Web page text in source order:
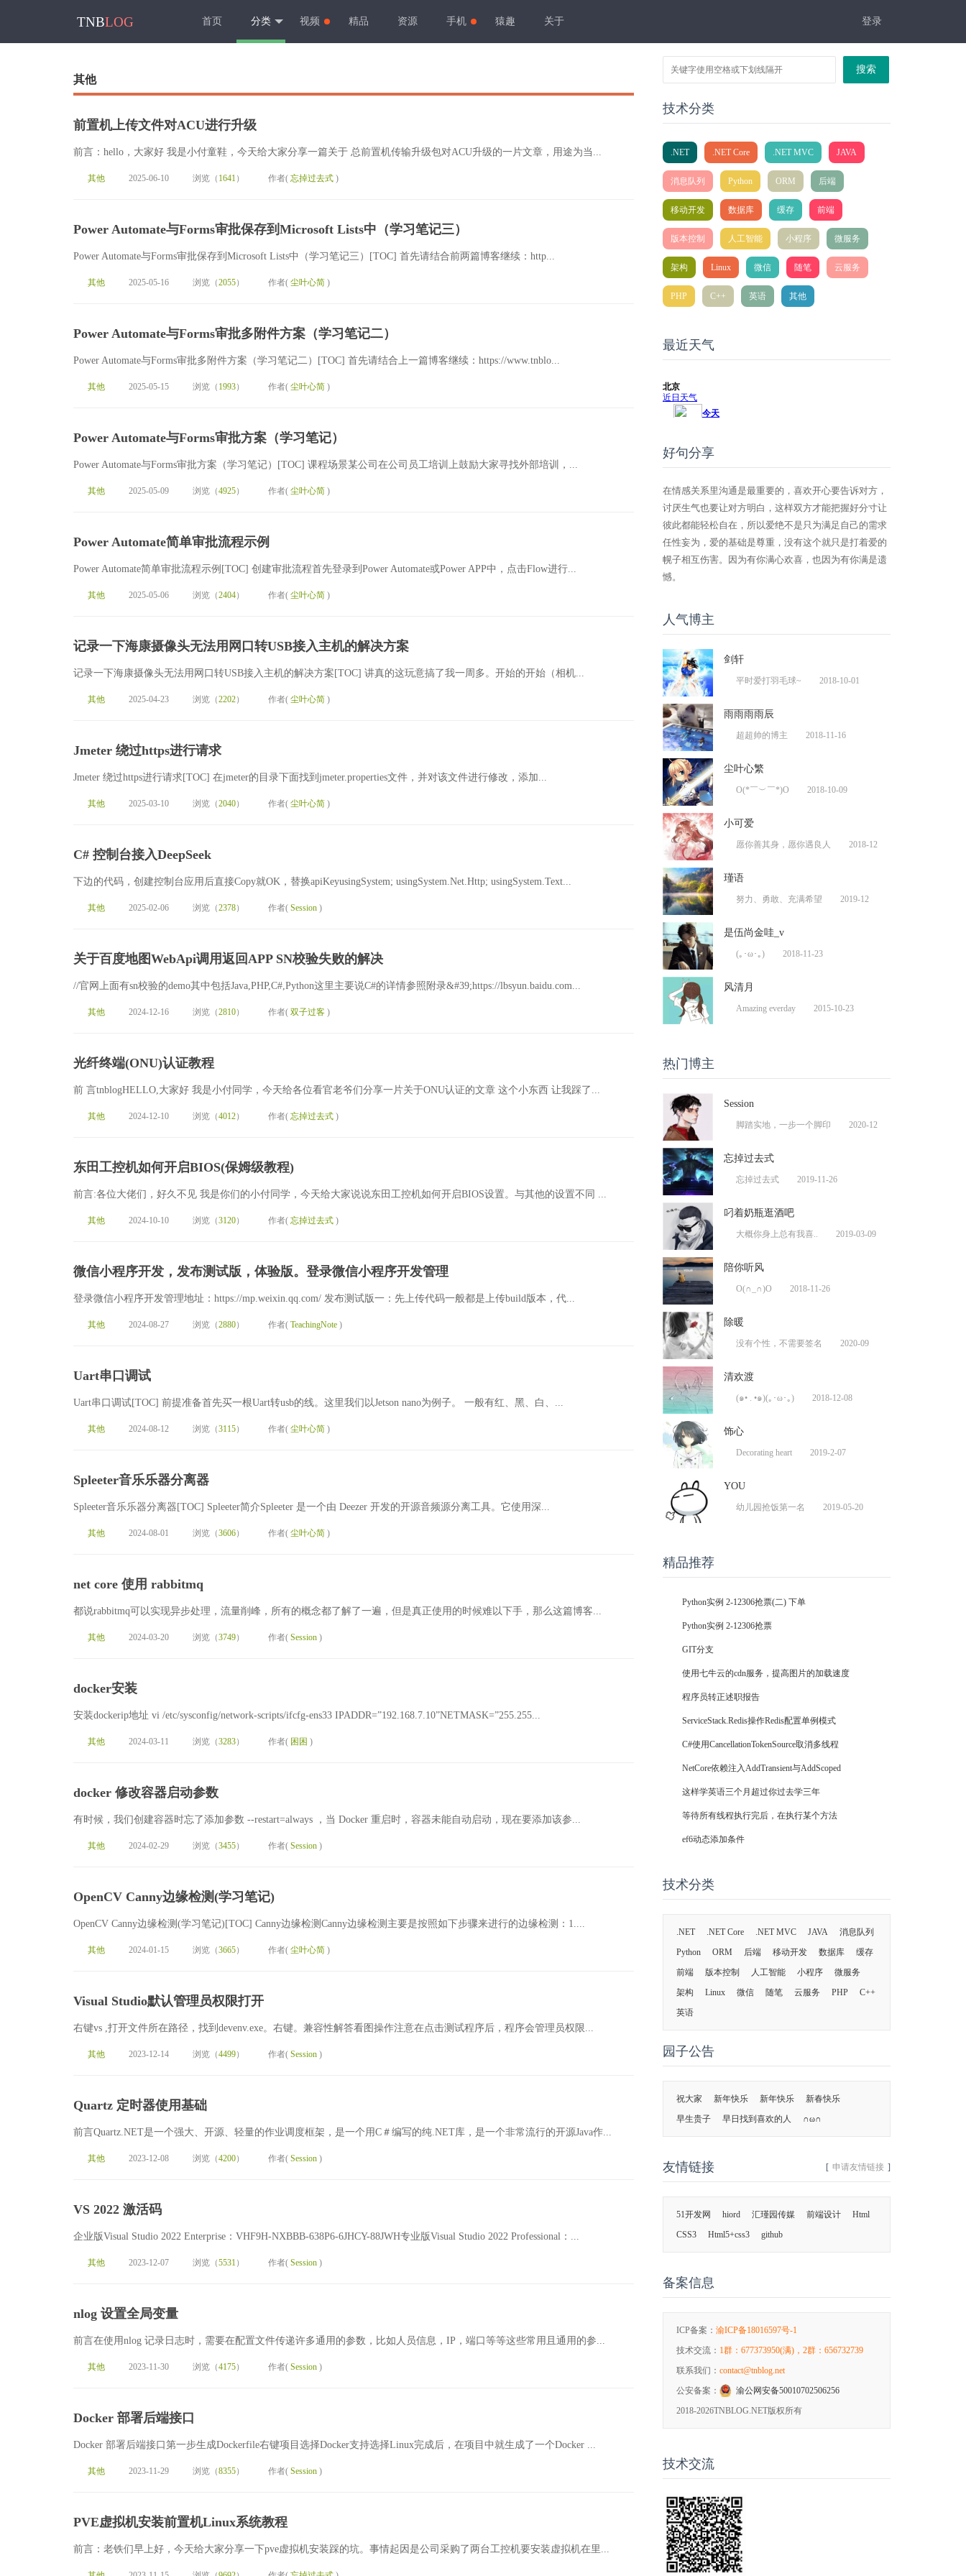
TNBLOG 首页 分类 视频 精品 资源 手机 猿趣 关于 登录
其他
前置机上传文件对ACU进行升级
前言：hello，大家好 我是小付童鞋，今天给大家分享一篇关于 总前置机传输升级包对ACU升级的一片文章，用途为当...
其他 2025-06-10 浏览（ 1641） 作者( 忘掉过去式 )
Power Automate与Forms审批保存到Microsoft Lists中（学习笔记三）
Power Automate与Forms审批保存到Microsoft Lists中（学习笔记三）[TOC] 首先请结合前两篇博客继续：http...
其他 2025-05-16 浏览（2055） 作者( 尘叶心简 )
Power Automate与Forms审批多附件方案（学习笔记二）
Power Automate与Forms审批多附件方案（学习笔记二）[TOC] 首先请结合上一篇博客继续：https://www.tnblo...
其他 2025-05-15 浏览（ 1993） 作者( 尘叶心简 )
Power Automate与Forms审批方案（学习笔记）
Power Automate与Forms审批方案（学习笔记）[TOC] 课程场景某公司在公司员工培训上鼓励大家寻找外部培训，...
其他 2025-05-09 浏览（4925） 作者( 尘叶心简 )
Power Automate简单审批流程示例
Power Automate简单审批流程示例[TOC] 创建审批流程首先登录到Power Automate或Power APP中，点击Flow进行...
其他 2025-05-06 浏览（2404） 作者( 尘叶心简 )
记录一下海康摄像头无法用网口转USB接入主机的解决方案
记录一下海康摄像头无法用网口转USB接入主机的解决方案[TOC] 讲真的这玩意搞了我一周多。开始的开始（相机...
其他 2025-04-23 浏览（2202） 作者( 尘叶心简 )
Jmeter 绕过https进行请求
Jmeter 绕过https进行请求[TOC] 在jmeter的目录下面找到jmeter.properties文件，并对该文件进行修改，添加...
其他 2025-03-10 浏览（2040） 作者( 尘叶心简 )
C# 控制台接入DeepSeek
下边的代码，创建控制台应用后直接Copy就OK，替换apiKeyusingSystem; usingSystem.Net.Http; usingSystem.Text...
其他 2025-02-06 浏览（2378） 作者( Session )
关于百度地图WebApi调用返回APP SN校验失败的解决
//官网上面有sn校验的demo其中包括Java,PHP,C#,Python这里主要说C#的详情参照附录&#39;https://lbsyun.baidu.com...
其他 2024-12-16 浏览（2810） 作者( 双子过客 )
光纤终端(ONU)认证教程
前 言tnblogHELLO,大家好 我是小付同学，今天给各位看官老爷们分享一片关于ONU认证的文章 这个小东西 让我踩了...
其他 2024-12-10 浏览（4012） 作者( 忘掉过去式 )
东田工控机如何开启BIOS(保姆级教程)
前言:各位大佬们，好久不见 我是你们的小付同学，今天给大家说说东田工控机如何开启BIOS设置。与其他的设置不同 ...
其他 2024-10-10 浏览（3120） 作者( 忘掉过去式 )
微信小程序开发，发布测试版，体验版。登录微信小程序开发管理
登录微信小程序开发管理地址：https://mp.weixin.qq.com/ 发布测试版一：先上传代码一般都是上传build版本，代...
其他 2024-08-27 浏览（2880） 作者( TeachingNote )
Uart串口调试
Uart串口调试[TOC] 前提准备首先买一根Uart转usb的线。这里我们以Jetson nano为例子。 一般有红、黑、白、...
其他 2024-08-12 浏览（3115） 作者( 尘叶心简 )
Spleeter音乐乐器分离器
Spleeter音乐乐器分离器[TOC] Spleeter简介Spleeter 是一个由 Deezer 开发的开源音频源分离工具。它使用深...
其他 2024-08-01 浏览（3606） 作者( 尘叶心简 )
net core 使用 rabbitmq
都说rabbitmq可以实现异步处理，流量削峰，所有的概念都了解了一遍，但是真正使用的时候难以下手，那么这篇博客...
其他 2024-03-20 浏览（3749） 作者( Session )
docker安装
安装dockerip地址 vi /etc/sysconfig/network-scripts/ifcfg-ens33 IPADDR=”192.168.7.10”NETMASK=”255.255...
其他 2024-03-11 浏览（3283） 作者( 困困 )
docker 修改容器启动参数
有时候，我们创建容器时忘了添加参数 --restart=always ，当 Docker 重启时，容器未能自动启动，现在要添加该参...
其他 2024-02-29 浏览（3455） 作者( Session )
OpenCV Canny边缘检测(学习笔记)
OpenCV Canny边缘检测(学习笔记)[TOC] Canny边缘检测Canny边缘检测主要是按照如下步骤来进行的边缘检测：1....
其他 2024-01-15 浏览（3665） 作者( 尘叶心简 )
Visual Studio默认管理员权限打开
右键vs ,打开文件所在路径，找到devenv.exe。右键。兼容性解答看图操作注意在点击测试程序后，程序会管理员权限...
其他 2023-12-14 浏览（4499） 作者( Session )
Quartz 定时器使用基础
前言Quartz.NET是一个强大、开源、轻量的作业调度框架，是一个用C＃编写的纯.NET库，是一个非常流行的开源Java作...
其他 2023-12-08 浏览（4200） 作者( Session )
VS 2022 激活码
企业版Visual Studio 2022 Enterprise：VHF9H-NXBBB-638P6-6JHCY-88JWH专业版Visual Studio 2022 Professional：...
其他 2023-12-07 浏览（5531） 作者( Session )
nlog 设置全局变量
前言在使用nlog 记录日志时，需要在配置文件传递许多通用的参数，比如人员信息，IP，端口等等这些常用且通用的参...
其他 2023-11-30 浏览（4175） 作者( Session )
Docker 部署后端接口
Docker 部署后端接口第一步生成Dockerfile右键项目选择Docker支持选择Linux完成后，在项目中就生成了一个Docker ...
其他 2023-11-29 浏览（8355） 作者( Session )
PVE虚拟机安装前置机Linux系统教程
前言：老铁们早上好，今天给大家分享一下pve虚拟机安装踩的坑。事情起因是公司采购了两台工控机要安装虚拟机在里...
搜索
技术分类
.NET .NET Core .NET MVC JAVA
消息队列 Python ORM 后端
移动开发 数据库 缓存 前端
版本控制 人工智能 小程序 微服务
架构 Linux 微信 随笔 云服务
PHP C++ 英语 其他
最近天气
好句分享
在情感关系里沟通是最重要的，喜欢开心要告诉对方，
讨厌生气也要让对方明白，这样双方才能把握好分寸让
彼此都能轻松自在，所以爱绝不是只为满足自己的需求
任性妄为，爱的基础是尊重，没有这个就只是打着爱的
幌子相互伤害。因为有你满心欢喜，也因为有你满是遗
憾。
人气博主
剑轩
平时爱打羽毛球~ 2018-10-01
雨雨雨雨辰
超超帅的博主 2018-11-16
尘叶心繁
O(*￣︶￣*)O 2018-10-09
小可爱
愿你善其身，愿你遇良人 2018-12
瑾语
努力、勇敢、充满希望 2019-12
是伍尚金哇_v
(｡･ω･｡) 2018-11-23
风清月
Amazing everday 2015-10-23
热门博主
Session
脚踏实地，一步一个脚印 2020-12
忘掉过去式
忘掉过去式 2019-11-26
叼着奶瓶逛酒吧
大概你身上总有我喜.. 2019-03-09
陪你听风
O(∩_∩)O 2018-11-26
除暖
没有个性，不需要签名 2020-09
清欢渡
(๑• . •๑)(｡･ω･｡) 2018-12-08
饰心
Decorating heart 2019-2-07
YOU
幼儿园抢饭第一名 2019-05-20
精品推荐
Python实例 2-12306抢票(二) 下单
Python实例 2-12306抢票
GIT分支
使用七牛云的cdn服务，提高图片的加载速度
程序员转正述职报告
ServiceStack.Redis操作Redis配置单例模式
C#使用CancellationTokenSource取消多线程
NetCore依赖注入AddTransient与AddScoped
这样学英语三个月超过你过去学三年
等待所有线程执行完后，在执行某个方法
ef6动态添加条件
技术分类
.NET .NET Core .NET MVC JAVA
消息队列
Python
ORM 后端 移动开发 数据库
缓存
前端
版本控制 人工智能 小程序
微服务
架构
Linux 微信 随笔 云服务 PHP
C++
英语
园子公告
祝大家 新年快乐 新年快乐
新春快乐
早生贵子
早日找到喜欢的人 ∩ω∩
[ 申请友情链接 ]
友情链接
51开发网 hiord 汇瑾园传媒 前端设计
Html
CSS3
Html5+css3 github
备案信息
ICP备案：渝ICP备18016597号-1
技术交流： 1群：677373950(满)，2群：656732739
联系我们：contact@tnblog.net
公安备案：
渝公网安备50010702506256
2018-2026TNBLOG.NET版权所有
技术交流